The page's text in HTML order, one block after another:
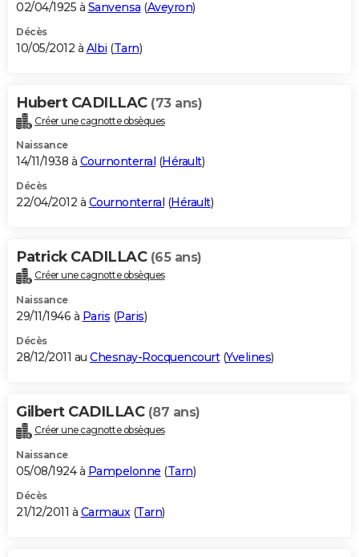
02/04/1925 à Sanvensa (Aveyron)
Décès
10/05/2012 à Albi (Tarn)
Hubert CADILLAC (73 ans)
Créer une cagnotte obsèques
Naissance
14/11/1938 à Cournonterral (Hérault)
Décès
22/04/2012 à Cournonterral (Hérault)
Patrick CADILLAC (65 ans)
Créer une cagnotte obsèques
Naissance
29/11/1946 à Paris (Paris)
Décès
28/12/2011 au Chesnay-Rocquencourt(Yvelines)
Gilbert CADILLAC (87 ans)
Créer une cagnotte obsèques
Naissance
05/08/1924 à Pampelonne (Tarn)
Décès
21/12/2011 à Carmaux(Tarn)